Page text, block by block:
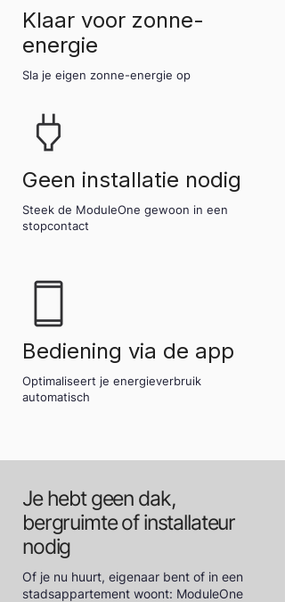
Klaar voor zonne-
energie
Sla je eigen zonne-energie op
Geen installatie nodig
Steek de ModuleOne gewoon in een
stopcontact
Bediening via de app
Optimaliseert je energieverbruik
automatisch
Je hebt geen dak,
bergruimte of installateur
nodig
Of je nu huurt, eigenaar bent of in een
stadsappartement woont: ModuleOne